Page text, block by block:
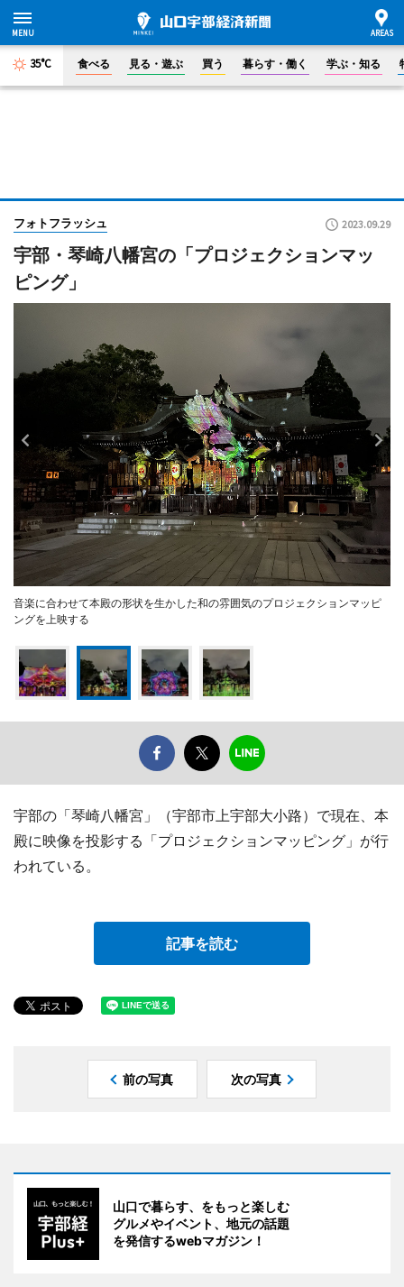
35°C 食べる 見る・遊ぶ 買う 暮らす・働く 学ぶ・知る
フォトフラッシュ 2023.09.29
宇部・琴崎八幡宮の「プロジェクションマッ
ピング」
音楽に合わせて本殿の形状を生かした和の雰囲気のプロジェクションマッピ
ングを上映する
宇部の「琴崎八幡宮」（宇部市上宇部大小路）で現在、本
殿に映像を投影する「プロジェクションマッピング」が行
われている。
記事を読む
前の写真 次の写真
山口で暮らす、をもっと楽しむ
グルメやイベント、地元の話題
を発信するwebマガジン！